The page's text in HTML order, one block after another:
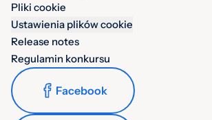
Pliki cookie
Ustawienia plików cookie
Release notes
Regulamin konkursu
Facebook